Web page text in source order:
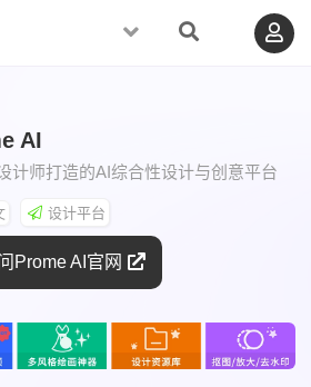
AI
计师打造的AI综合性设计与创意平台
设计平台
Prome AI官网